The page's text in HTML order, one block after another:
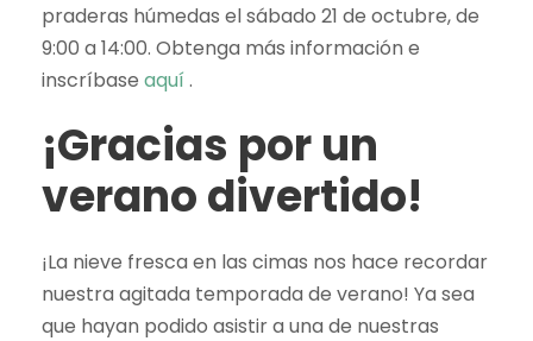
praderas húmedas el sábado 21 de octubre, de
9:00 a 14:00. Obtenga más información e
inscríbase aquí .
¡Gracias por un
verano divertido!
¡La nieve fresca en las cimas nos hace recordar
nuestra agitada temporada de verano! Ya sea
que hayan podido asistir a una de nuestras